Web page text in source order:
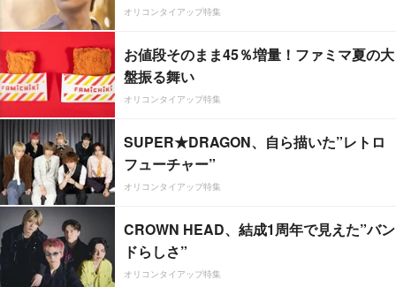
オリコンタイアップ特集
お値段そのまま45％増量！ファミマ夏の大
盤振る舞い
オリコンタイアップ特集
SUPER★DRAGON、自ら描いた”レトロ
フューチャー”
オリコンタイアップ特集
CROWN HEAD、結成1周年で見えた”バン
ドらしさ”
オリコンタイアップ特集